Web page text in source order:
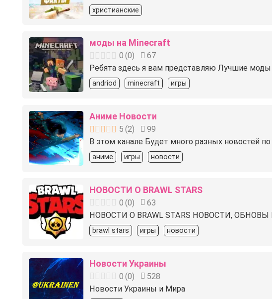
христианские
моды на Minecraft
0 (0)
67
Ребята здесь я вам представляю Лучшие
andriod minecraft игры
Аниме Новости
5 (2)
99
В этом канале Будет много разных новостей
аниме игры новости
НОВОСТИ О BRAWL STARS
0 (0)
63
НОВОСТИ О BRAWL STARS НОВОСТИ,
brawl stars игры новости
Новости Украины
0 (0)
528
Новости Украины и Мира